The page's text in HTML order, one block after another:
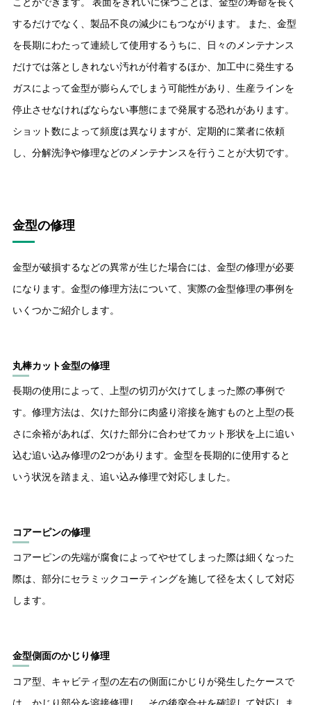
するだけでなく、製品不良の減少にもつながります。 また、金型
を長期にわたって連続して使用するうちに、日々のメンテナンス
だけでは落としきれない汚れが付着するほか、加工中に発生する
ガスによって金型が膨らんでしまう可能性があり、生産ラインを
停止させなければならない事態にまで発展する恐れがあります。
ショット数によって頻度は異なりますが、定期的に業者に依頼
し、分解洗浄や修理などのメンテナンスを行うことが大切です。
金型の修理
金型が破損するなどの異常が生じた場合には、金型の修理が必要
になります。金型の修理方法について、実際の金型修理の事例を
いくつかご紹介します。
丸棒カット金型の修理
長期の使用によって、上型の切刃が欠けてしまった際の事例で
す。修理方法は、欠けた部分に肉盛り溶接を施すものと上型の長
さに余裕があれば、欠けた部分に合わせてカット形状を上に追い
込む追い込み修理の2つがあります。金型を長期的に使用すると
いう状況を踏まえ、追い込み修理で対応しました。
コアーピンの修理
コアーピンの先端が腐食によってやせてしまった際は細くなった
際は、部分にセラミックコーティングを施して径を太くして対応
します。
金型側面のかじり修理
コア型、キャビティ型の左右の側面にかじりが発生したケースで
は、かじり部分を溶接修理し、その後突合せを確認して対応しま